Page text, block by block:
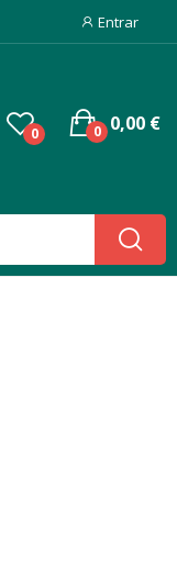
Entrar
0 0,00 €
0